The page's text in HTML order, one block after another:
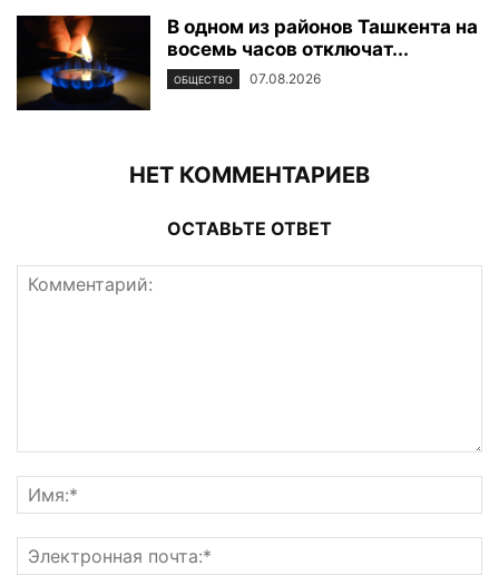
В одном из районов Ташкента на
восемь часов отключат...
ОБЩЕСТВО 07.08.2026
НЕТ КОММЕНТАРИЕВ
ОСТАВЬТЕ ОТВЕТ